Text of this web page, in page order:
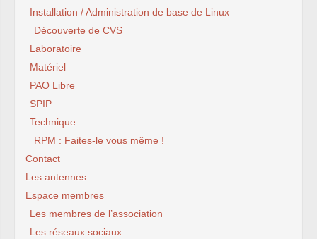
Installation / Administration de base de Linux
Découverte de CVS
Laboratoire
Matériel
PAO Libre
SPIP
Technique
RPM : Faites-le vous même !
Contact
Les antennes
Espace membres
Les membres de l’association
Les réseaux sociaux